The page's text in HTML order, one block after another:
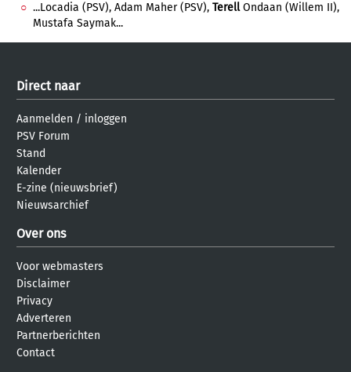
...Locadia (PSV), Adam Maher (PSV), TerellOndaan (Willem II),
Mustafa Saymak...
Direct naar
Aanmelden / inloggen
PSV Forum
Stand
Kalender
E-zine (nieuwsbrief)
Nieuwsarchief
Over ons
Voor webmasters
Disclaimer
Privacy
Adverteren
Partnerberichten
Contact